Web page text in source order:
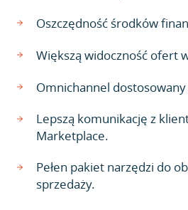
Oszczędność środków
Większą widoczność ofert
Omnichannel
Lepszą komunikację z
Marketplace.
Pełen pakiet narzędzi do
sprzedaży.